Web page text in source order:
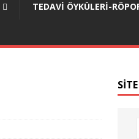
TEDAVI ÖYKÜLERI-